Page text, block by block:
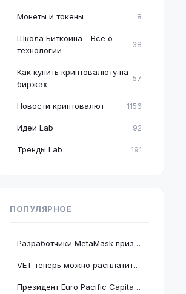
Монеты и токены 8
Школа Биткоина - Все о
технологии
38
Как купить криптовалюту на
биржах
57
Новости криптовалют 1156
Идеи Lab 92
Тренды Lab 191
ПОПУЛЯРНОЕ
Разработчики MetaMask призвали пользователей срочно обновить браузер Google Chrome
VET теперь можно расплатиться в 2 миллионах магазинов, проект подключается к BNB Chain
Президент Euro Pacific Capital заявил, что крах криптовалютного рынка полезен для экономики